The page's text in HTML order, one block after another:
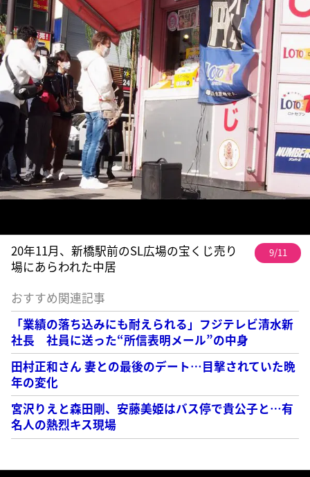
20年11月、新橋駅前のSL広場の宝くじ売り
場にあらわれた中居
9/11
おすすめ関連記事
「業績の落ち込みにも耐えられる」フジテレビ清水新
社長 社員に送った“所信表明メール”の中身
田村正和さん 妻との最後のデート…目撃されていた晩
年の変化
宮沢りえと森田剛、安藤美姫はバス停で貴公子と…有
名人の熱烈キス現場